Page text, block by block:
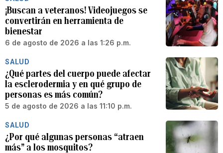
¡Buscan a veteranos! Videojuegos se
convertirán en herramienta de
bienestar
6 de agosto de 2026 a las 1:26 p.m.
SALUD
¿Qué partes del cuerpo puede afectar
la esclerodermia y en qué grupo de
personas es más común?
5 de agosto de 2026 a las 11:10 p.m.
SALUD
¿Por qué algunas personas “atraen
más” a los mosquitos?